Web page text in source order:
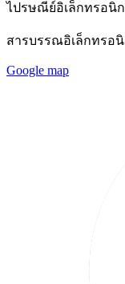
ไปรษณีย์อิเล็กทรอนิก
สารบรรณอิเล็กทรอนิก
Google map